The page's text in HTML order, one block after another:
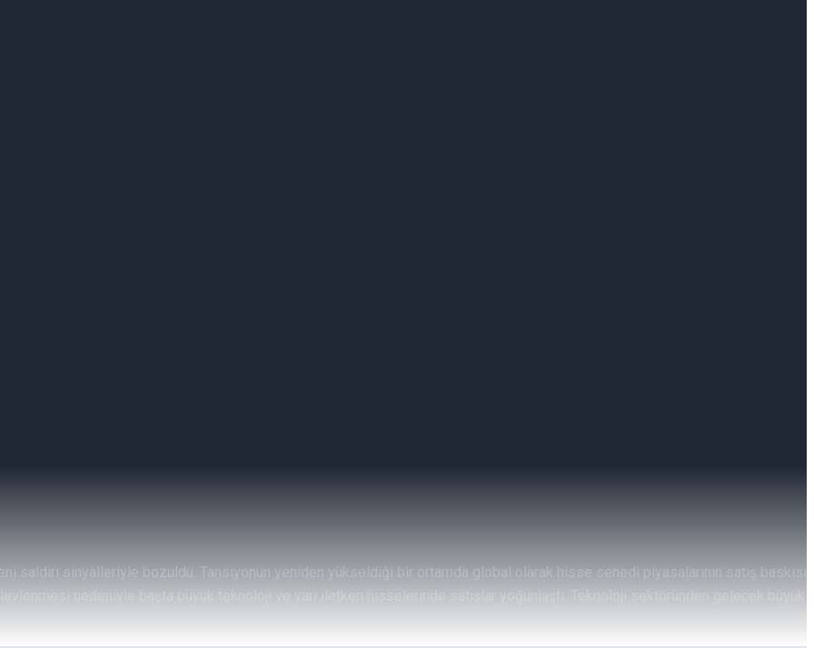
saldırı sinyalleriyle bozuldu. Tansiyonun yeniden yükseldiği bir ortamda global olarak hisse senedi piyasalarının satış baskısı
nedeniyle başta büyük teknoloji ve yarı iletken hisselerinde satışlar yoğunlaştı. Teknoloji sektöründen gelecek büyük